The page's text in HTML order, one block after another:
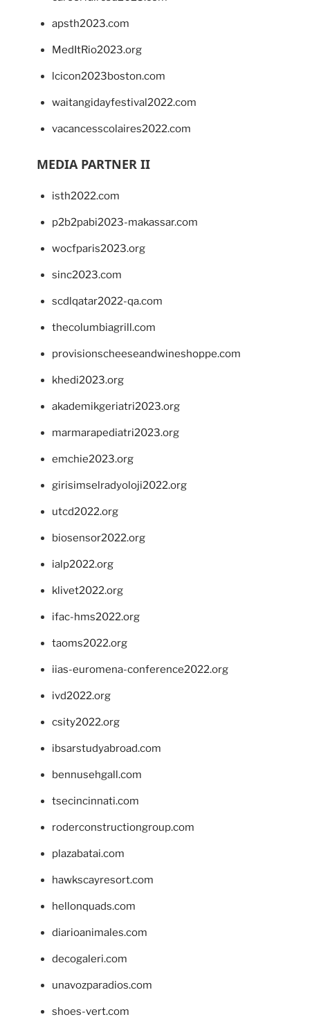
apsth2023.com
MedItRio2023.org
lcicon2023boston.com
waitangidayfestival2022.com
vacancesscolaires2022.com
MEDIA PARTNER II
isth2022.com
p2b2pabi2023-makassar.com
wocfparis2023.org
sinc2023.com
scdlqatar2022-qa.com
thecolumbiagrill.com
provisionscheeseandwineshoppe.com
khedi2023.org
akademikgeriatri2023.org
marmarapediatri2023.org
emchie2023.org
girisimselradyoloji2022.org
utcd2022.org
biosensor2022.org
ialp2022.org
klivet2022.org
ifac-hms2022.org
taoms2022.org
iias-euromena-conference2022.org
ivd2022.org
csity2022.org
ibsarstudyabroad.com
bennusehgall.com
tsecincinnati.com
roderconstructiongroup.com
plazabatai.com
hawkscayresort.com
hellonquads.com
diarioanimales.com
decogaleri.com
unavozparadios.com
shoes-vert.com